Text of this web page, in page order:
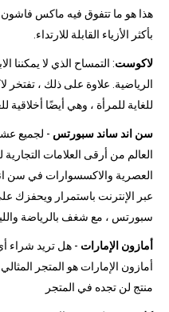
هذا هو ما تتفوق فيه ماكس
بأكثر الأزياء القابلة للارتداء.
لاكوست: التمساح الذي لا يمكننا
الرياضية. علاوة على ذلك ، تفتخر
للغاية للمرأة ، وهي أيضًا أخلاقية
سن اند ساند سبورتس - لجميع
العالم من أرقى العلامات التجارية
العصرية والاكسسوارات في سن
عبر الإنترنت باستمرار ويحفزك
سبورتس ، مع شغف بالرياضة
أمازون الإمارات - هل تريد
أمازون الإمارات هو المتجر
منتج لن تجده في المتجر